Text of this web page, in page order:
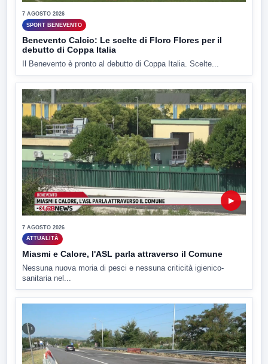
7 AGOSTO 2026
SPORT BENEVENTO
Benevento Calcio: Le scelte di Floro Flores per il
debutto di Coppa Italia
Il Benevento è pronto al debutto di Coppa Italia. Scelte...
▶
7 AGOSTO 2026
ATTUALITÀ
Miasmi e Calore, l'ASL parla attraverso il Comune
Nessuna nuova moria di pesci e nessuna criticità igienico-
sanitaria nel...